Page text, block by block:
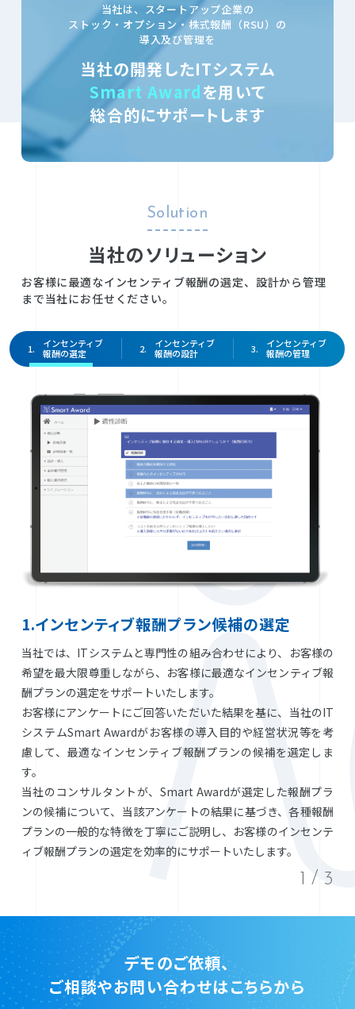
当社は、スタートアップ企業の
ストック・オプション・株式報酬（RSU）の
導入及び管理を
当社の開発したITシステム
Smart Awardを用いて
総合的にサポートします
Solution
当社のソリューション
お客様に最適なインセンティブ報酬の選定、設計から管理
まで当社にお任せください。
1.
インセンティブ
報酬の選定
2.
インセンティブ
報酬の設計
3.
インセンティブ
報酬の管理
1.インセンティブ報酬プラン候補の選定
当社では、ITシステムと専門性の組み合わせにより、お客様の
希望を最大限尊重しながら、お客様に最適なインセンティブ報
酬プランの選定をサポートいたします。
お客様にアンケートにご回答いただいた結果を基に、当社のIT
システムSmart Awardがお客様の導入目的や経営状況等を考
慮して、最適なインセンティブ報酬プランの候補を選定しま
す。
当社のコンサルタントが、Smart Awardが選定した報酬プラ
ンの候補について、当該アンケートの結果に基づき、各種報酬
プランの一般的な特徴を丁寧にご説明し、お客様のインセンテ
ィブ報酬プランの選定を効率的にサポートいたします。
1 / 3
デモのご依頼、
ご相談やお問い合わせはこちらから